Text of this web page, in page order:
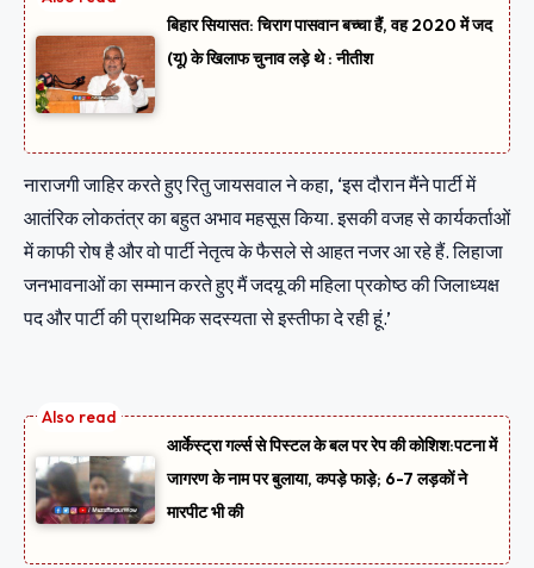
बिहार सियासत: चिराग पासवान बच्चा हैं, वह 2020 में जद
(यू) के खिलाफ चुनाव लड़े थे : नीतीश
नाराजगी जाहिर करते हुए रितु जायसवाल ने कहा, ‘इस दौरान मैंने पार्टी में
आतंरिक लोकतंत्र का बहुत अभाव महसूस किया. इसकी वजह से कार्यकर्ताओं
में काफी रोष है और वो पार्टी नेतृत्व के फैसले से आहत नजर आ रहे हैं. लिहाजा
जनभावनाओं का सम्मान करते हुए मैं जदयू की महिला प्रकोष्ठ की जिलाध्यक्ष
पद और पार्टी की प्राथमिक सदस्यता से इस्तीफा दे रही हूं.’
आर्केस्ट्रा गर्ल्स से पिस्टल के बल पर रेप की कोशिश:पटना में
जागरण के नाम पर बुलाया, कपड़े फाड़े; 6-7 लड़कों ने
मारपीट भी की